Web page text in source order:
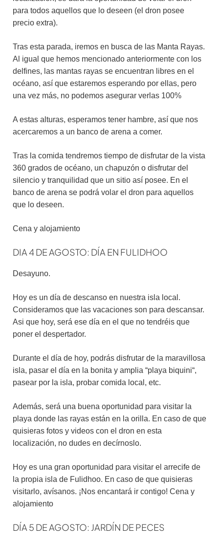
para todos aquellos que lo deseen (el dron posee
precio extra).
Tras esta parada, iremos en busca de las Manta Rayas.
Al igual que hemos mencionado anteriormente con los
delfines, las mantas rayas se encuentran libres en el
océano, así que estaremos esperando por ellas, pero
una vez más, no podemos asegurar verlas 100%
A estas alturas, esperamos tener hambre, así que nos
acercaremos a un banco de arena a comer.
Tras la comida tendremos tiempo de disfrutar de la vista
360 grados de océano, un chapuzón o disfrutar del
silencio y tranquilidad que un sitio así posee. En el
banco de arena se podrá volar el dron para aquellos
que lo deseen.
Cena y alojamiento
DIA 4 DE AGOSTO: DÍA EN FULIDHOO
Desayuno.
Hoy es un día de descanso en nuestra isla local.
Consideramos que las vacaciones son para descansar.
Asi que hoy, será ese día en el que no tendréis que
poner el despertador.
Durante el día de hoy, podrás disfrutar de la maravillosa
isla, pasar el día en la bonita y amplia “playa biquini“,
pasear por la isla, probar comida local, etc.
Además, será una buena oportunidad para visitar la
playa donde las rayas están en la orilla. En caso de que
quisieras fotos y videos con el dron en esta
localización, no dudes en decírnoslo.
Hoy es una gran oportunidad para visitar el arrecife de
la propia isla de Fulidhoo. En caso de que quisieras
visitarlo, avísanos. ¡Nos encantará ir contigo! Cena y
alojamiento
DÍA 5 DE AGOSTO: JARDÍN DE PECES